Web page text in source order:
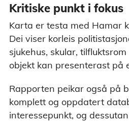
Kritiske punkt i fokus
Karta er testa med Hamar
Dei viser korleis
sjukehus, skular,
objekt kan presenterast på
Rapporten peikar også på
komplett og oppdatert
interessepunkt, og